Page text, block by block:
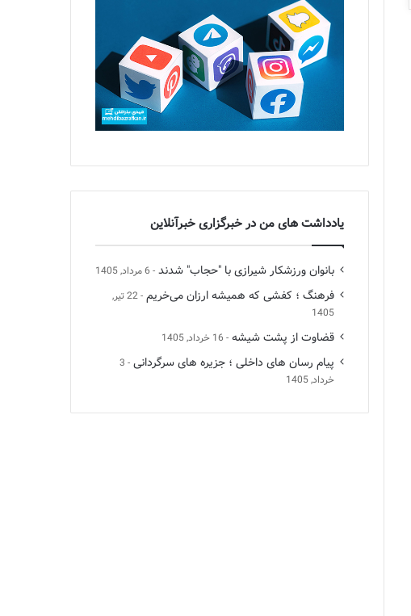
یادداشت های من در خبرگزاری خبرآنلاین
بانوان ورزشکار شیرازی با "حجاب" شدند 6 مرداد, 1405
فرهنگ ؛ کفشی که همیشه ارزان می‌خریم
22 تیر,
1405
قضاوت از پشت شیشه 16 خرداد, 1405
پیام رسان های داخلی ؛ جزیره های سرگردانی 3
خرداد, 1405